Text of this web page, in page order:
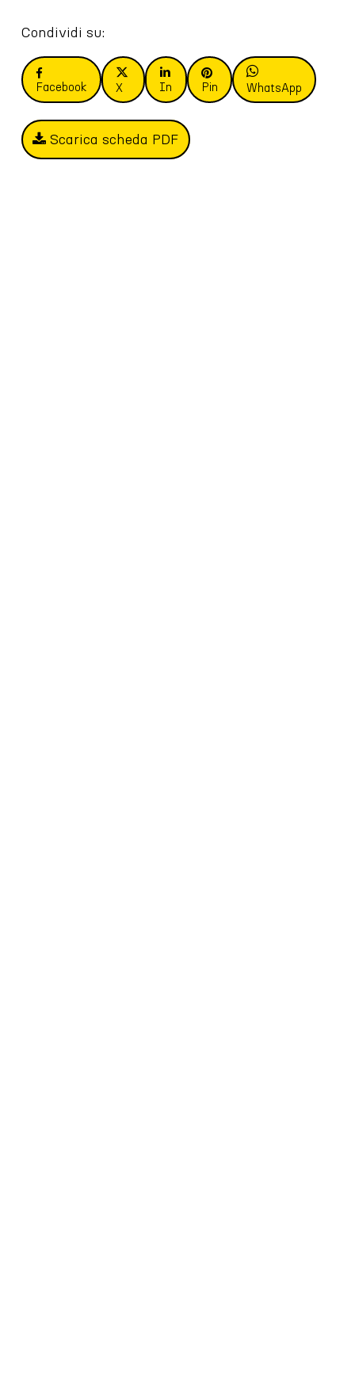
Condividi su:
Facebook X In Pin WhatsApp
Scarica scheda PDF